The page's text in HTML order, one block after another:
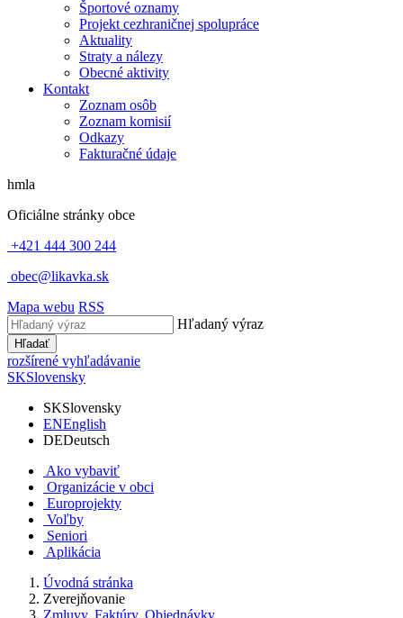
Športové oznamy
Projekt cezhraničnej spolupráce
Aktuality
Straty a nálezy
Obecné aktivity
Kontakt
Zoznam osôb
Zoznam komisií
Odkazy
Fakturačné údaje
hmla
Oficiálne stránky obce
+421 444 300 244
obec@likavka.sk
Mapa webu RSS
Hľadaný výraz
Hľadať
rozšírené vyhľadávanie
SKSlovensky
SKSlovensky
ENEnglish
DEDeutsch
Ako vybaviť
Organizácie v obci
Europrojekty
Voľby
Seniori
Aplikácia
Úvodná stránka
Zverejňovanie
Zmluvy, Faktúry, Objednávky